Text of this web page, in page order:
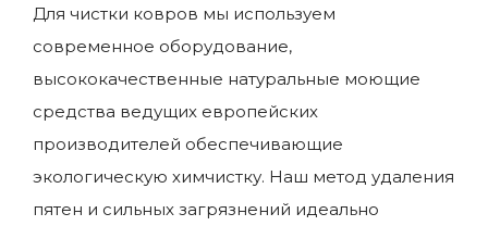
Для чистки ковров мы используем
современное оборудование,
высококачественные натуральные моющие
средства ведущих европейских
производителей обеспечивающие
экологическую химчистку. Наш метод удаления
пятен и сильных загрязнений идеально